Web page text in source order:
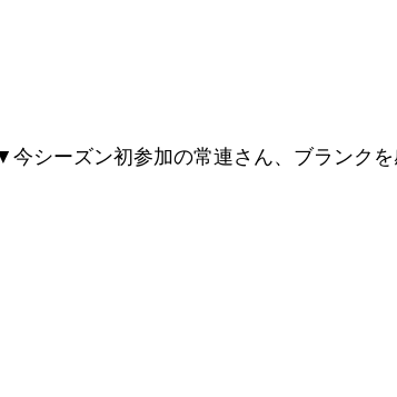
今シーズン初参加の常連さん、ブランク